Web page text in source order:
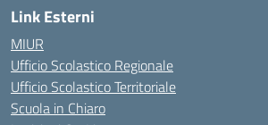
Link Esterni
MIUR
Ufficio Scolastico Regionale
Ufficio Scolastico Territoriale
Scuola in Chiaro